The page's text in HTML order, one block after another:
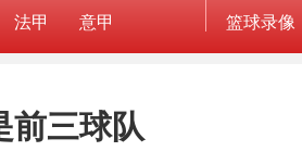
法甲
意甲
篮球录像
前三球队